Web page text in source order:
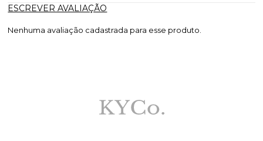
ESCREVER AVALIAÇÃO
Nenhuma avaliação cadastrada para esse produto.